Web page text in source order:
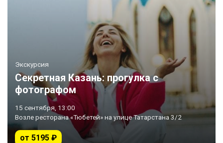
Экскурсия
Секретная Казань: прогулка с
фотографом
15 сентября, 13:00
Возле ресторана «Тюбетей» на улице Татарстана 3/2
от 5195 ₽